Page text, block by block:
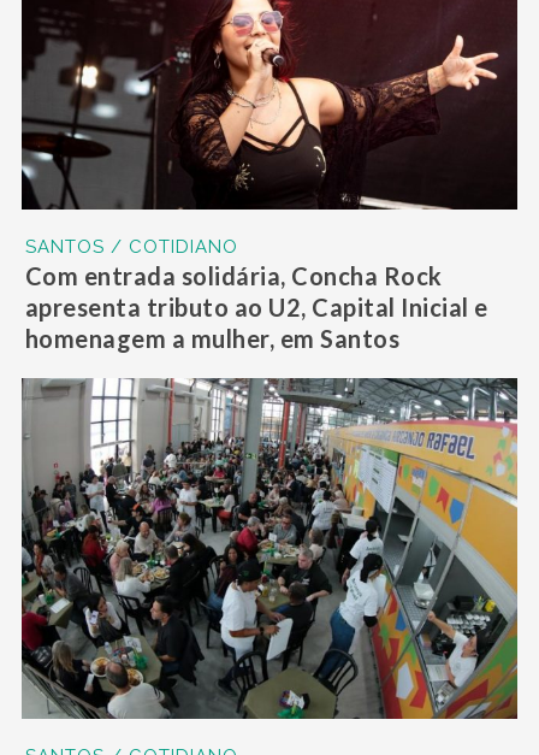
SANTOS / COTIDIANO
Com entrada solidária, Concha Rock
apresenta tributo ao U2, Capital Inicial e
homenagem a mulher, em Santos